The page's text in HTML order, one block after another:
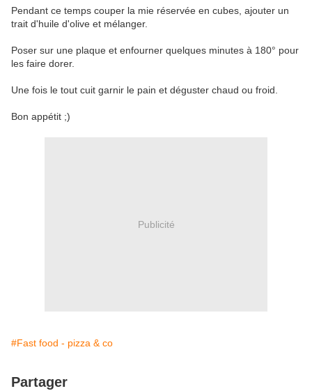
Pendant ce temps couper la mie réservée en cubes, ajouter un
trait d'huile d'olive et mélanger.
Poser sur une plaque et enfourner quelques minutes à 180° pour
les faire dorer.
Une fois le tout cuit garnir le pain et déguster chaud ou froid.
Bon appétit ;)
Publicité
#Fast food - pizza & co
Partager